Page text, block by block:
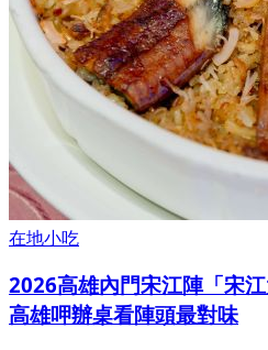
在地小吃
2026高雄內門宋江陣「宋
高雄呷辦桌看陣頭最對味